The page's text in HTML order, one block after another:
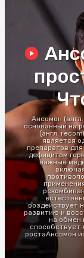
Ансомон
основанный на
(англ.
является
препаратов
дефицитом
важные
воздействует
развитию и
на обмен
способствует
ростаАнсомон